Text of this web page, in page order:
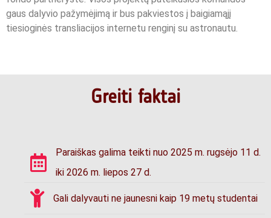
gaus dalyvio pažymėjimą ir bus pakviestos į baigiamąjį
tiesioginės transliacijos internetu renginį su astronautu.
Greiti faktai
Paraiškas galima teikti nuo 2025 m. rugsėjo 11 d.
iki 2026 m. liepos 27 d.
Gali dalyvauti ne jaunesni kaip 19 metų studentai